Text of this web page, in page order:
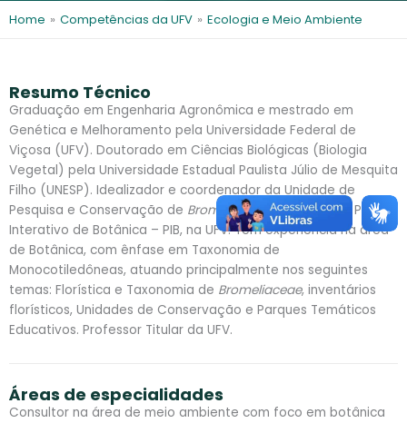
l e
s
Home » Competências da UFV » Ecologia e Meio Ambiente
Resumo Técnico
Graduação em Engenharia Agronômica e mestrado em
Genética e Melhoramento pela Universidade Federal de
Viçosa (UFV). Doutorado em Ciências Biológicas (Biologia
Vegetal) pela Universidade Estadual Paulista Júlio de Mesquita
Filho (UNESP). Idealizador e coordenador da Unidade de
Pesquisa e Conservação de Bromeliaceae– UPCB e do Parque
Interativo de Botânica – PIB, na UFV. Tem experiência na área
de Botânica, com ênfase em Taxonomia de
Monocotiledôneas, atuando principalmente nos seguintes
temas: Florística e Taxonomia de Bromeliaceae, inventários
florísticos, Unidades de Conservação e Parques Temáticos
Educativos. Professor Titular da UFV.
Áreas de especialidades
Consultor na área de meio ambiente com foco em botânica